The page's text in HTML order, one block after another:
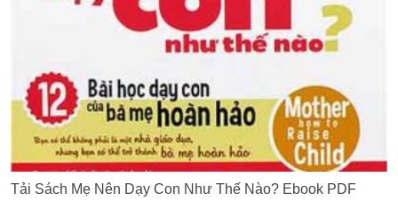
Tải Sách Mẹ Nên Dạy Con Như Thế Nào? Ebook PDF